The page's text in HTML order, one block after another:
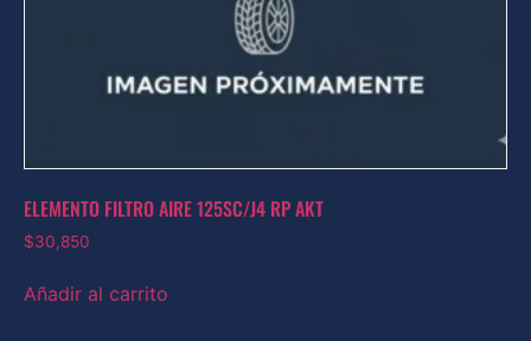
ELEMENTO FILTRO AIRE 125SC/J4 RP AKT
$30,850
Añadir al carrito